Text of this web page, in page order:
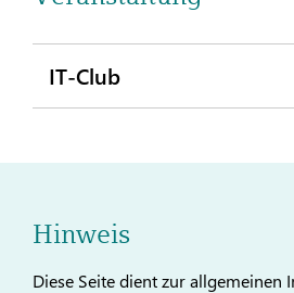
IT-Club
Hinweis
Diese Seite dient zur allgemeinen